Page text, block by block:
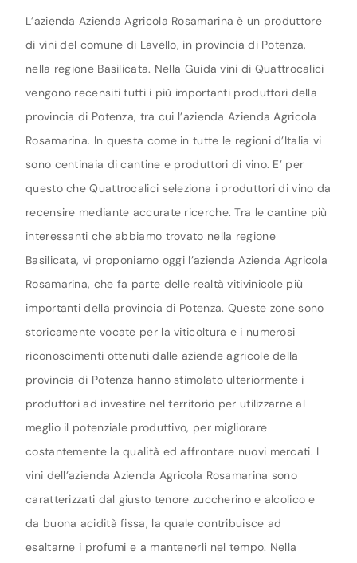
L’azienda Azienda Agricola Rosamarina è un produttore
di vini del comune di Lavello, in provincia di Potenza,
nella regione Basilicata. Nella Guida vini di Quattrocalici
vengono recensiti tutti i più importanti produttori della
provincia di Potenza, tra cui l’azienda Azienda Agricola
Rosamarina. In questa come in tutte le regioni d’Italia vi
sono centinaia di cantine e produttori di vino. E’ per
questo che Quattrocalici seleziona i produttori di vino da
recensire mediante accurate ricerche. Tra le cantine più
interessanti che abbiamo trovato nella regione
Basilicata, vi proponiamo oggi l’azienda Azienda Agricola
Rosamarina, che fa parte delle realtà vitivinicole più
importanti della provincia di Potenza. Queste zone sono
storicamente vocate per la viticoltura e i numerosi
riconoscimenti ottenuti dalle aziende agricole della
provincia di Potenza hanno stimolato ulteriormente i
produttori ad investire nel territorio per utilizzarne al
meglio il potenziale produttivo, per migliorare
costantemente la qualità ed affrontare nuovi mercati. I
vini dell’azienda Azienda Agricola Rosamarina sono
caratterizzati dal giusto tenore zuccherino e alcolico e
da buona acidità fissa, la quale contribuisce ad
esaltarne i profumi e a mantenerli nel tempo. Nella